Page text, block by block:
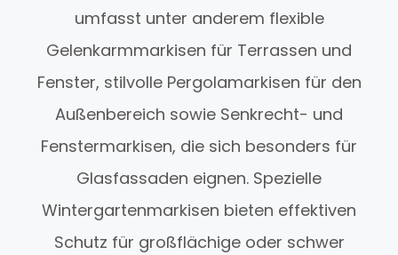
umfasst unter anderem flexible
Gelenkarmmarkisen für Terrassen und
Fenster, stilvolle Pergolamarkisen für den
Außenbereich sowie Senkrecht- und
Fenstermarkisen, die sich besonders für
Glasfassaden eignen. Spezielle
Wintergartenmarkisen bieten effektiven
Schutz für großflächige oder schwer